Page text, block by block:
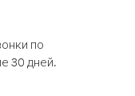
по
30 дней.